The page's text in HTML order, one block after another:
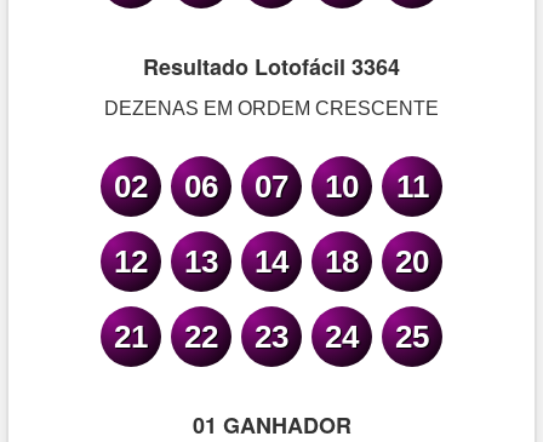
Resultado Lotofácil 3364
DEZENAS EM ORDEM CRESCENTE
02 06 07 10 11
12 13 14 18 20
21 22 23 24 25
01 GANHADOR